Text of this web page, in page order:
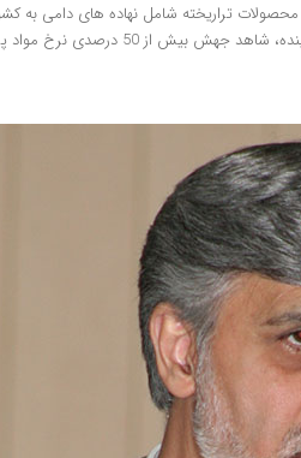
زیستی از واردات سالانه بیش از 12 میلیون تن محصولات تراریخته